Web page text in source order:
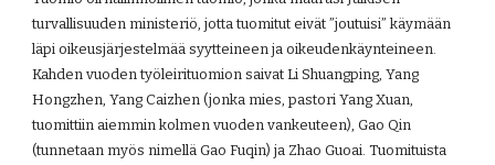
turvallisuuden ministeriö, jotta tuomitut eivät ”joutuisi” käymään
läpi oikeusjärjestelmää syytteineen ja oikeudenkäynteineen.
Kahden vuoden työleirituomion saivat Li Shuangping, Yang
Hongzhen, Yang Caizhen (jonka mies, pastori Yang Xuan,
tuomittiin aiemmin kolmen vuoden vankeuteen), Gao Qin
(tunnetaan myös nimellä Gao Fuqin) ja Zhao Guoai. Tuomituista